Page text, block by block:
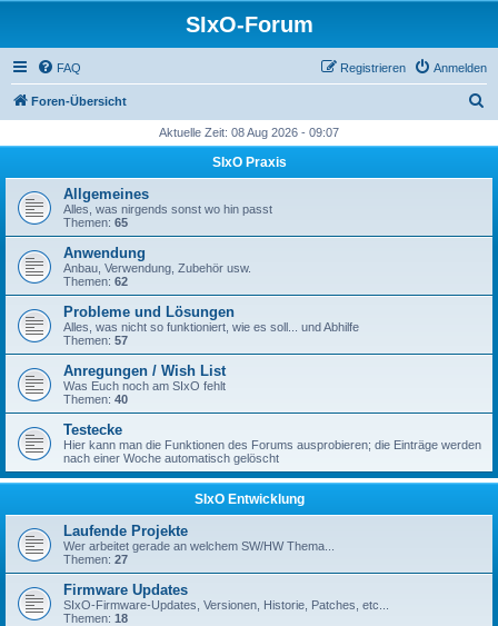
SIxO-Forum
FAQ Anmelden
Registrieren
Foren-Übersicht
h
Aktuelle Zeit: 08 Aug 2026 - 09:07
SIxO Praxis
Allgemeines
Alles, was nirgends sonst wo hin passt
Themen: 65
Anwendung
Anbau, Verwendung, Zubehör usw.
Themen: 62
Probleme und Lösungen
Alles, was nicht so funktioniert, wie es soll... und Abhilfe
Themen: 57
Anregungen / Wish List
Was Euch noch am SIxO fehlt
Themen: 40
Testecke
Hier kann man die Funktionen des Forums ausprobieren; die Einträge werden
nach einer Woche automatisch gelöscht
SIxO Entwicklung
Laufende Projekte
Wer arbeitet gerade an welchem SW/HW Thema...
Themen: 27
Firmware Updates
SIxO-Firmware-Updates, Versionen, Historie, Patches, etc...
Themen: 18